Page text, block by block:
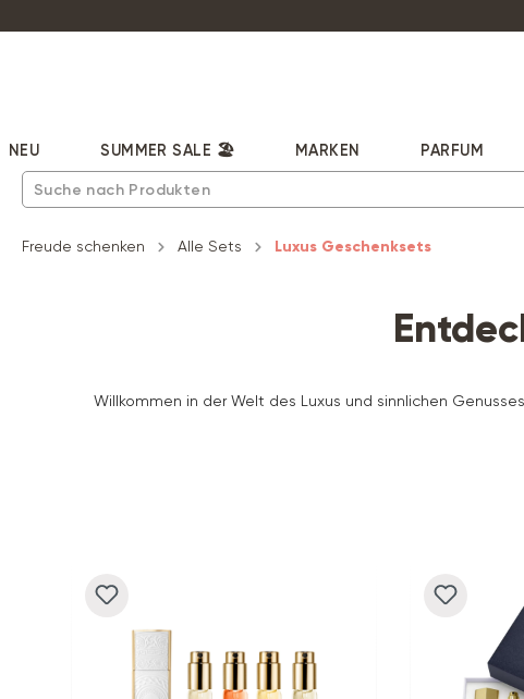
NEU SUMMER SALE 🏖️ MARKEN PARFUM
Freude schenken Alle Sets Luxus Geschenksets
Willkommen in der Welt des Luxus und sinnlichen